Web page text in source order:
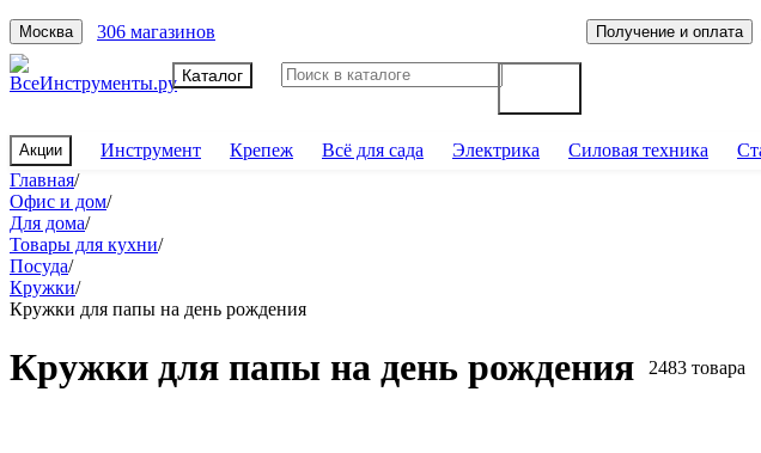
Москва 306 магазинов Получение и оплата
Каталог
Акции Инструмент Крепеж Всё для сада Электрика Силовая техника
Главная/
Офис и дом/
Для дома/
Товары для кухни/
Посуда/
Кружки/
Кружки для папы на день рождения
Кружки для папы на день рождения 2483 товара